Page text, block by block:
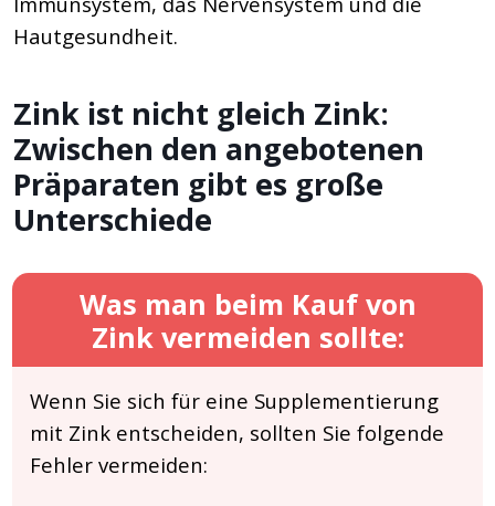
Hautgesundheit.
Zink ist nicht gleich Zink:
Zwischen den angebotenen
Präparaten gibt es große
Unterschiede
Was man beim Kauf von
Zink vermeiden sollte:
Wenn Sie sich für eine Supplementierung
mit Zink entscheiden, sollten Sie folgende
Fehler vermeiden: